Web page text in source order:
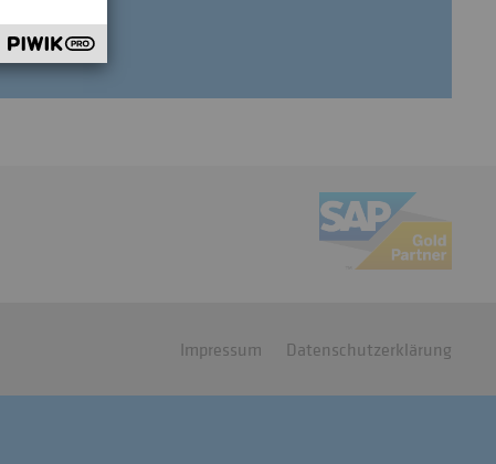
Impressum Datenschutzerklärung